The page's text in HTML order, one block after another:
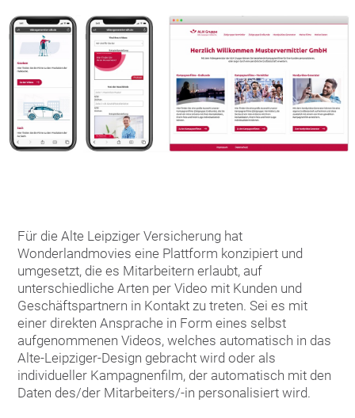
Für die Alte Leipziger Versicherung hat
Wonderlandmovies eine Plattform konzipiert und
umgesetzt, die es Mitarbeitern erlaubt, auf
unterschiedliche Arten per Video mit Kunden und
Geschäftspartnern in Kontakt zu treten. Sei es mit
einer direkten Ansprache in Form eines selbst
aufgenommenen Videos, welches automatisch in das
Alte-Leipziger-Design gebracht wird oder als
individueller Kampagnenfilm, der automatisch mit den
Daten des/der Mitarbeiters/-in personalisiert wird.